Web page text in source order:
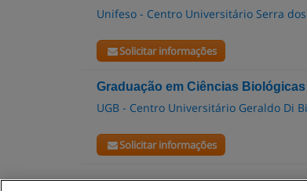
Unifeso - Centro Universitário Serra
Solicitar informações
Graduação em Ciências Biológicas
UGB - Centro Universitário Geraldo Di
Solicitar informações